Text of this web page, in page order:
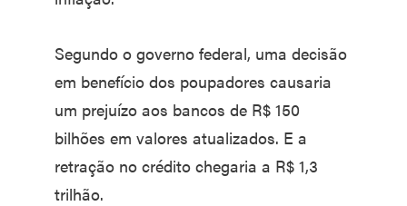
Segundo o governo federal, uma decisão
em benefício dos poupadores causaria
um prejuízo aos bancos de R$ 150
bilhões em valores atualizados. E a
retração no crédito chegaria a R$ 1,3
trilhão.